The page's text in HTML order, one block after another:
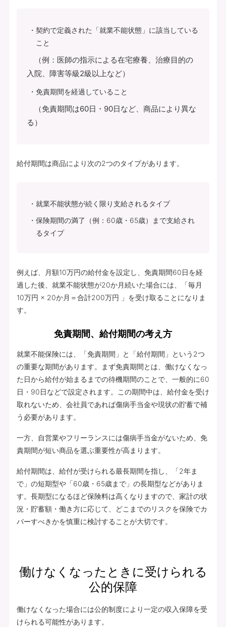
契約で定義された「就業不能状態」に該当している
こと
（例：医師の指示による在宅療養、治療目的の
入院、障害等級2級以上など）
免責期間を経過していること
（免責期間は60日・90日など、商品により異な
る）
給付期間は商品により次の2つのタイプがあります。
就業不能状態が続く限り支給されるタイプ
保険期間の満了（例：60歳・65歳）まで支給され
るタイプ
例えば、月額10万円の給付金を設定し、免責期間60日を経
過した後、就業不能状態が20か月続いた場合には、「毎月
10万円 × 20か月＝合計200万円 」を受け取ることになりま
す。
免責期間、給付期間の考え方
就業不能保険には、「免責期間」と「給付期間」という2つ
の重要な期間があります。まず免責期間とは、働けなくなっ
た日から給付が始まるまでの待機期間のことで、一般的に60
日・90日などで設定されます。この期間中は、給付金を受け
取れないため、会社員であれば傷病手当金や現状の貯蓄で補
う必要があります。
一方、自営業やフリーランスには傷病手当金がないため、免
責期間が短い商品を選ぶ重要性が高まります。
給付期間は、給付が受けられる最長期間を指し、「2年ま
で」の短期型や「60歳・65歳まで」の長期型などがありま
す。長期型になるほど保険料は高くなりますので、家計の状
況・貯蓄額・働き方に応じて、どこまでのリスクを保険でカ
バーすべきかを慎重に検討することが大切です。
働けなくなったときに受けられる
公的保障
働けなくなった場合には公的制度により一定の収入保障を受
けられる可能性があります。